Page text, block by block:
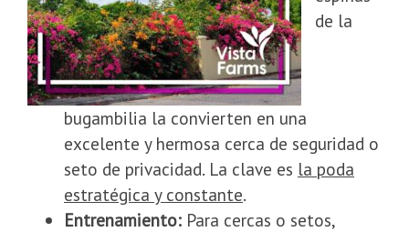
de la
bugambilia la convierten en una
excelente y hermosa cerca de seguridad o
seto de privacidad. La clave es la poda
estratégica y constante.
Entrenamiento: Para cercas o setos,